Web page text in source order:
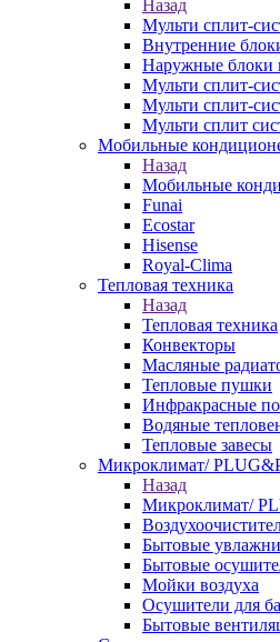
Назад
Мульти сплит-
Внутренние
Наружные блоки
Мульти сплит-
Мульти сплит-
Мульти сплит
Мобильные
Назад
Мобильные
Funai
Ecostar
Hisense
Royal-Clima
Тепловая техника
Назад
Тепловая техника
Конвекторы
Масляные
Тепловые пушки
Инфракрасные
Водяные
Тепловые завесы
Микроклимат/
Назад
Микроклимат/
Бытовые
Бытовые
Мойки воздуха
Осушители для
Бытовые